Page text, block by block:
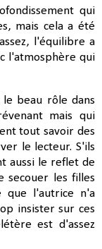
qui
mais cela a été
l'équilibre a
l'atmosphère qui
beau rôle dans
mais qui
tout savoir des
le lecteur. S'ils
aussi le reflet de
secouer les filles
que l'autrice n'a
insister sur ces
est d'assez